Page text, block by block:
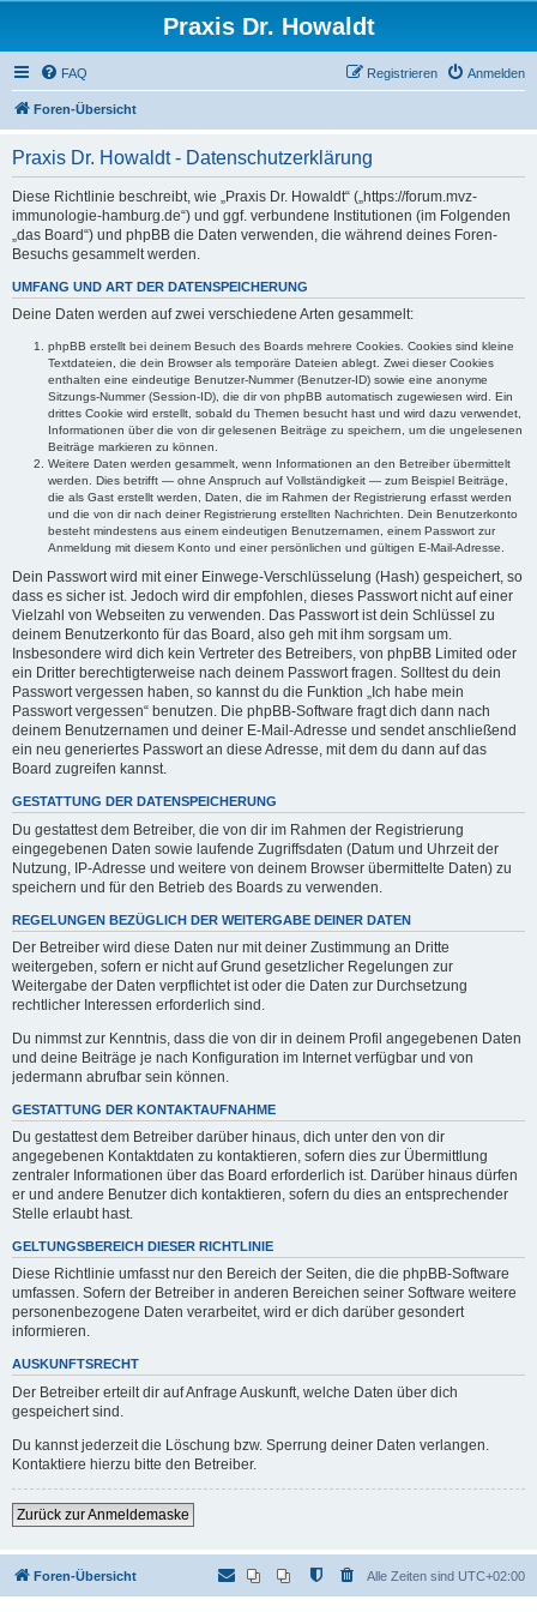
Praxis Dr. Howaldt
FAQ Anmelden
Registrieren
Foren-Übersicht
Praxis Dr. Howaldt - Datenschutzerklärung
Diese Richtlinie beschreibt, wie „Praxis Dr. Howaldt“ („https://forum.mvz-
immunologie-hamburg.de“) und ggf. verbundene Institutionen (im Folgenden
„das Board“) und phpBB die Daten verwenden, die während deines Foren-
Besuchs gesammelt werden.
UMFANG UND ART DER DATENSPEICHERUNG
Deine Daten werden auf zwei verschiedene Arten gesammelt:
phpBB erstellt bei deinem Besuch des Boards mehrere Cookies. Cookies sind kleine
Textdateien, die dein Browser als temporäre Dateien ablegt. Zwei dieser Cookies
enthalten eine eindeutige Benutzer-Nummer (Benutzer-ID) sowie eine anonyme
Sitzungs-Nummer (Session-ID), die dir von phpBB automatisch zugewiesen wird. Ein
drittes Cookie wird erstellt, sobald du Themen besucht hast und wird dazu verwendet,
Informationen über die von dir gelesenen Beiträge zu speichern, um die ungelesenen
Beiträge markieren zu können.
Weitere Daten werden gesammelt, wenn Informationen an den Betreiber übermittelt
werden. Dies betrifft — ohne Anspruch auf Vollständigkeit — zum Beispiel Beiträge,
die als Gast erstellt werden, Daten, die im Rahmen der Registrierung erfasst werden
und die von dir nach deiner Registrierung erstellten Nachrichten. Dein Benutzerkonto
besteht mindestens aus einem eindeutigen Benutzernamen, einem Passwort zur
Anmeldung mit diesem Konto und einer persönlichen und gültigen E-Mail-Adresse.
Dein Passwort wird mit einer Einwege-Verschlüsselung (Hash) gespeichert, so
dass es sicher ist. Jedoch wird dir empfohlen, dieses Passwort nicht auf einer
Vielzahl von Webseiten zu verwenden. Das Passwort ist dein Schlüssel zu
deinem Benutzerkonto für das Board, also geh mit ihm sorgsam um.
Insbesondere wird dich kein Vertreter des Betreibers, von phpBB Limited oder
ein Dritter berechtigterweise nach deinem Passwort fragen. Solltest du dein
Passwort vergessen haben, so kannst du die Funktion „Ich habe mein
Passwort vergessen“ benutzen. Die phpBB-Software fragt dich dann nach
deinem Benutzernamen und deiner E-Mail-Adresse und sendet anschließend
ein neu generiertes Passwort an diese Adresse, mit dem du dann auf das
Board zugreifen kannst.
GESTATTUNG DER DATENSPEICHERUNG
Du gestattest dem Betreiber, die von dir im Rahmen der Registrierung
eingegebenen Daten sowie laufende Zugriffsdaten (Datum und Uhrzeit der
Nutzung, IP-Adresse und weitere von deinem Browser übermittelte Daten) zu
speichern und für den Betrieb des Boards zu verwenden.
REGELUNGEN BEZÜGLICH DER WEITERGABE DEINER DATEN
Der Betreiber wird diese Daten nur mit deiner Zustimmung an Dritte
weitergeben, sofern er nicht auf Grund gesetzlicher Regelungen zur
Weitergabe der Daten verpflichtet ist oder die Daten zur Durchsetzung
rechtlicher Interessen erforderlich sind.
Du nimmst zur Kenntnis, dass die von dir in deinem Profil angegebenen Daten
und deine Beiträge je nach Konfiguration im Internet verfügbar und von
jedermann abrufbar sein können.
GESTATTUNG DER KONTAKTAUFNAHME
Du gestattest dem Betreiber darüber hinaus, dich unter den von dir
angegebenen Kontaktdaten zu kontaktieren, sofern dies zur Übermittlung
zentraler Informationen über das Board erforderlich ist. Darüber hinaus dürfen
er und andere Benutzer dich kontaktieren, sofern du dies an entsprechender
Stelle erlaubt hast.
GELTUNGSBEREICH DIESER RICHTLINIE
Diese Richtlinie umfasst nur den Bereich der Seiten, die die phpBB-Software
umfassen. Sofern der Betreiber in anderen Bereichen seiner Software weitere
personenbezogene Daten verarbeitet, wird er dich darüber gesondert
informieren.
AUSKUNFTSRECHT
Der Betreiber erteilt dir auf Anfrage Auskunft, welche Daten über dich
gespeichert sind.
Du kannst jederzeit die Löschung bzw. Sperrung deiner Daten verlangen.
Kontaktiere hierzu bitte den Betreiber.
Zurück zur Anmeldemaske
Foren-Übersicht Alle Zeiten sind UTC+02:00